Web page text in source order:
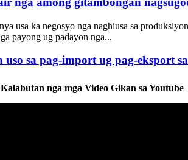
usa ka negosyo nga naghiusa sa
payong ug padayon nga...
uso sa pag-import ug pag-eksport
nga mga Video Gikan sa Youtube